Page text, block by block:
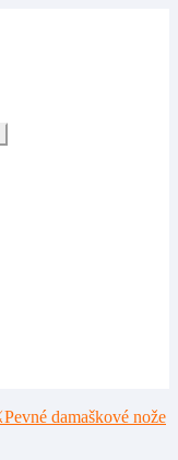
damaškové nože